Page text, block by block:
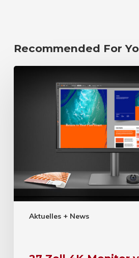
Recommended For
Aktuelles + News